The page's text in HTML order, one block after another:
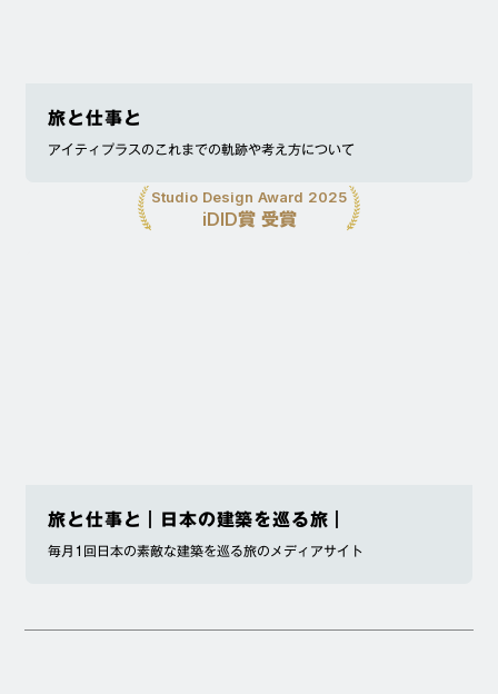
旅と仕事と
アイティプラスのこれまでの軌跡や考え方について
Studio Design Award 2025
iDID賞 受賞
旅と仕事と｜日本の建築を巡る旅｜
毎月1回日本の素敵な建築を巡る旅のメディアサイト